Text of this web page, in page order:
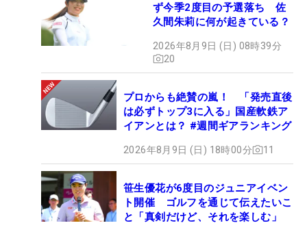
ず今季2度目の予選落ち 佐
久間朱莉に何が起きている？
2026年8月9日 (日) 08時39分
20
プロからも絶賛の嵐！ 「発売直後
は必ずトップ3に入る」国産軟鉄ア
イアンとは？ #週間ギアランキング
2026年8月9日 (日) 18時00分 11
笹生優花が6度目のジュニアイベン
ト開催 ゴルフを通じて伝えたいこ
と「真剣だけど、それを楽しむ」